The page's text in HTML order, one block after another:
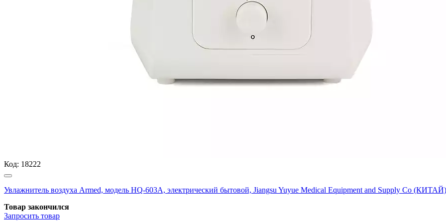
Код: 18222
Увлажнитель воздуха Armed, модель HQ-603A, электрический бытовой, Jiangsu Yuyue Medical Equipment and Supply Co (КИТАЙ)
Товар закончился
Запросить товар